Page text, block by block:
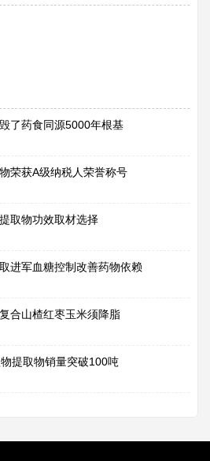
了药食同源5000年根基
荣获A级纳税人荣誉称号
取物功效取材选择
进军血糖控制改善药物依赖
合山楂红枣玉米须降脂
提取物销量突破100吨